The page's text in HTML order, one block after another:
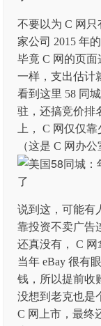
不要以为 C 网
家公司 2015 年
毕竟 C 网的页
一样，支出估计
看到这里 58 同
驻，还搞竞价排
上， C 网仅仅
（这是 C 网办公
说到这，可能有
靠投资不卖广告
还真没有， C 网
当年 eBay 很有
钱，所以提前收
没想到老克也是
C 网上市，最终